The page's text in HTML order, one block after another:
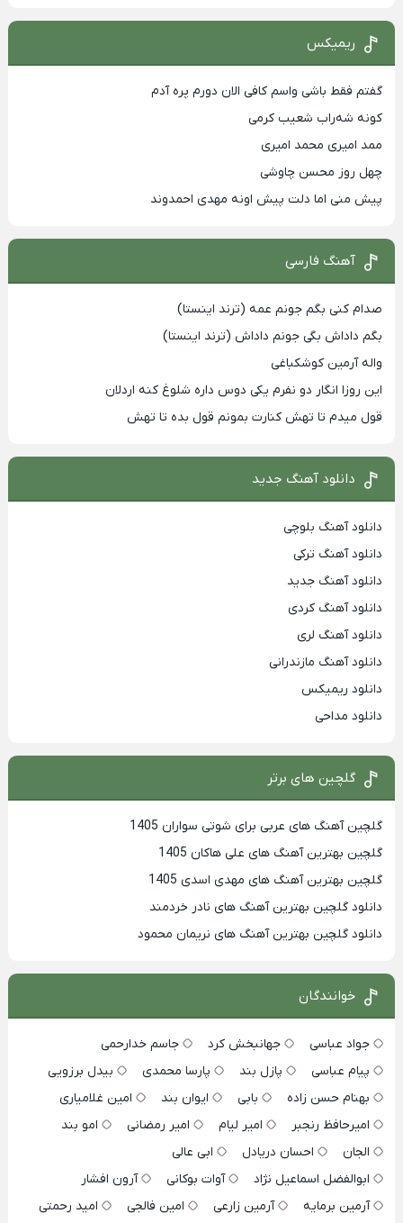
ریمیکس
گفتم فقط باشی واسم کافی الان دورم پره آدم
کونه شه‌راب شعیب کرمی
ممد امیری محمد امیری
چهل روز محسن چاوشی
پیش منی اما دلت پیش اونه مهدی احمدوند
آهنگ فارسی
صدام کنی بگم جونم عمه (ترند اینستا)
بگم داداش بگی جونم داداش (ترند اینستا)
واله آرمین کوشکباغی
این روزا انگار دو نفرم یکی دوس داره شلوغ کنه اردلان
قول میدم تا تهش کنارت بمونم قول بده تا تهش
دانلود آهنگ جدید
دانلود آهنگ بلوچی
دانلود آهنگ ترکی
دانلود آهنگ جدید
دانلود آهنگ کردی
دانلود آهنگ لری
دانلود آهنگ مازندرانی
دانلود ریمیکس
دانلود مداحی
گلچین های برتر
گلچین آهنگ های عربی برای شوتی سواران 1405
گلچین بهترين آهنگ های علی هاکان 1405
گلچین بهترین آهنگ های مهدی اسدی 1405
دانلود گلچین بهترین آهنگ های نادر خردمند
دانلود گلچین بهترین آهنگ های نریمان محمود
خوانندگان
جواد عباسی جهانبخش کرد
جاسم خدارحمی
پیام عباسی
پازل بند پارسا محمدی
بیدل برزویی
بهنام حسن زاده
بابی ایوان بند
امین غلامیاری
امیرحافظ رنجبر
امیر لیام امیر رمضانی
امو بند
الجان
احسان دریادل
ابی عالی
ابوالفضل اسماعیل نژاد
آوات بوکانی
آرون افشار
آرمین برمایه
آرمین زارعی امین فالجی
امید رحمتی